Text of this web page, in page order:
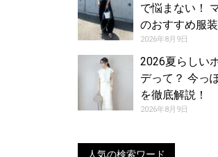
で悩まない！
のおすすめ服
月10日夏】
2026年8月9日
2026夏らしい
デって？ 今っ
を徹底解説！
2026年8月9日